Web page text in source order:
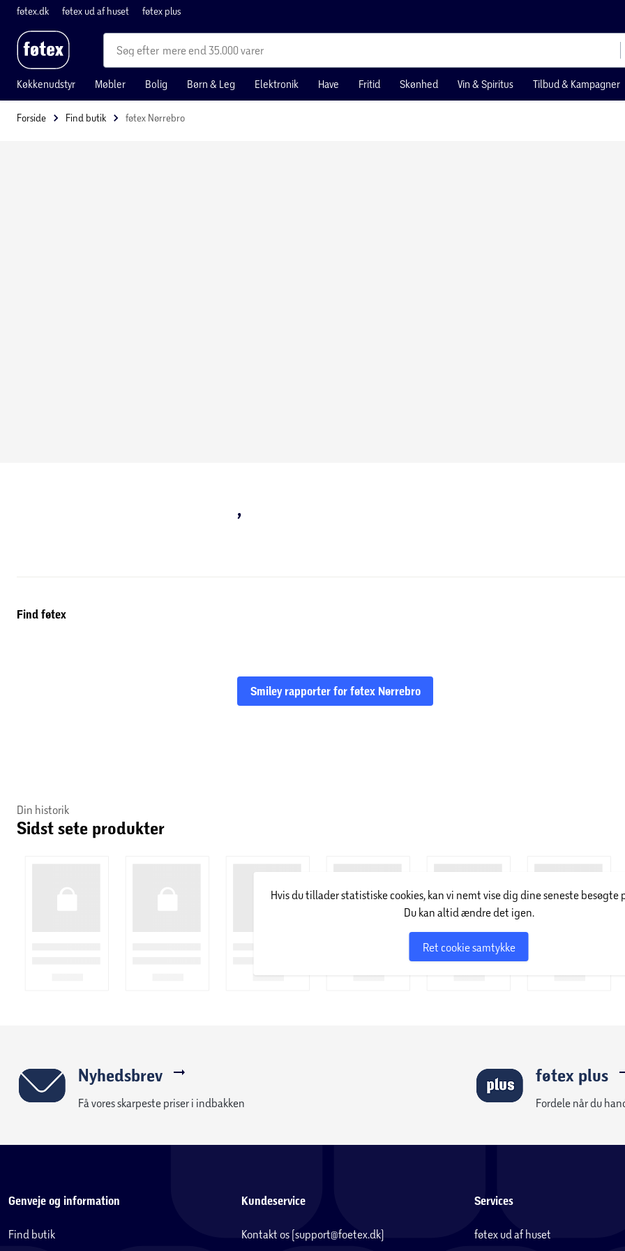
føtex.dk føtex ud af huset føtex plus
mere end 35.000 varer
Køkkenudstyr Møbler Bolig Børn & Leg Elektronik Have Fritid Skønhed Vin & Spiritus Tilbud & Kampagner
Forside Find butik føtex Nørrebro
Find føtex
,
Smiley rapporter for føtex Nørrebro
Din historik
Sidst sete produkter
Hvis du tillader statistiske cookies, kan vi nemt vise dig dine seneste besøgte
Du kan altid ændre det igen.
Ret cookie samtykke
Nyhedsbrev
Få vores skarpeste priser i indbakken
føtex plus
Fordele når du
Genveje og information
Find butik
Kundeservice
Kontakt os (support@foetex.dk)
Services
føtex ud af huset